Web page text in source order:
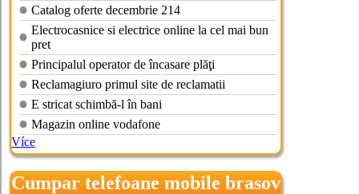
Catalog oferte decembrie 214
Electrocasnice si electrice online la cel mai bun
pret
Principalul operator de încasare plăţi
Reclamagiuro primul site de reclamatii
E stricat schimbă-l în bani
Magazin online vodafone
Více
Cumpar telefoane mobile brasov